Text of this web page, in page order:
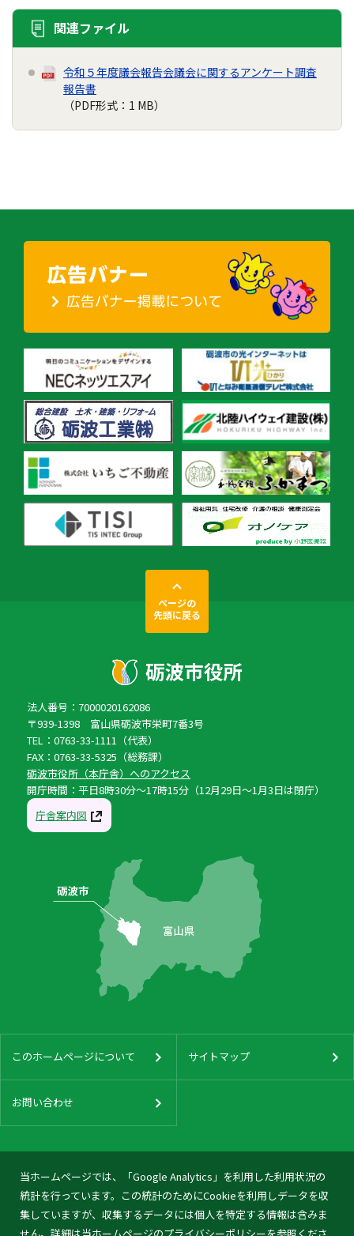
関連ファイル
令和５年度議会報告会議会に関するアンケート調査
報告書
（PDF形式：1 MB）
当ホームページでは、「Google Analytics」を利用した利用状況の
統計を行っています。この統計のためにCookieを利用しデータを収
集していますが、収集するデータには個人を特定する情報は含みま
ページの
先頭に戻る
法人番号：7000020162086
〒939-1398 富山県砺波市栄町7番3号
TEL：0763-33-1111（代表）
FAX：0763-33-5325（総務課）
砺波市役所（本庁舎）へのアクセス
開庁時間：平日8時30分〜17時15分（12月29日〜1月3日は閉庁）
庁舎案内図
このホームページについて サイトマップ
お問い合わせ